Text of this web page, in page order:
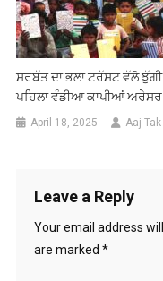
ਸਰਬੱਤ ਦਾ ਭਲਾ ਟਰੱਸਟ ਵੱਲੋ
ਪਹਿਲਾ ਵੰਡੀਆ ਕਾਪੀਆਂ
April 18, 2025 Aaj
Leave a Reply
Your email address
are marked *